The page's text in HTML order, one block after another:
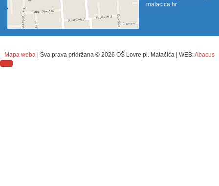
matacica.hr
Mapa weba | Sva prava pridržana © 2026 OŠ Lovre pl. Matačića | WEB:Abacus